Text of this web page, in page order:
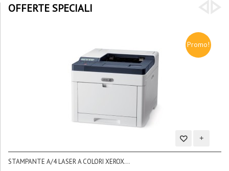
OFFERTE SPECIALI
Promo!
Aggiungi
STAMPANTE A/4 LASER A COLORI XEROX...